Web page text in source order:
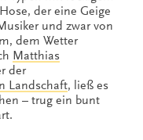
der eine Geige
und zwar von
dem Wetter
Matthias
der
Landschaft, ließ es
– trug ein bunt